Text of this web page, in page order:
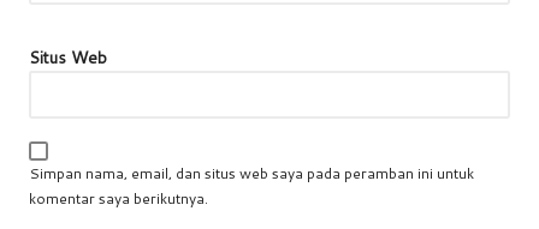
Situs Web
Simpan nama, email, dan situs web saya pada peramban ini untuk
komentar saya berikutnya.